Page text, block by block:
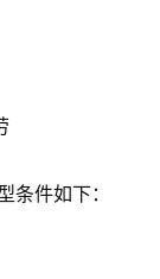
条件如下：